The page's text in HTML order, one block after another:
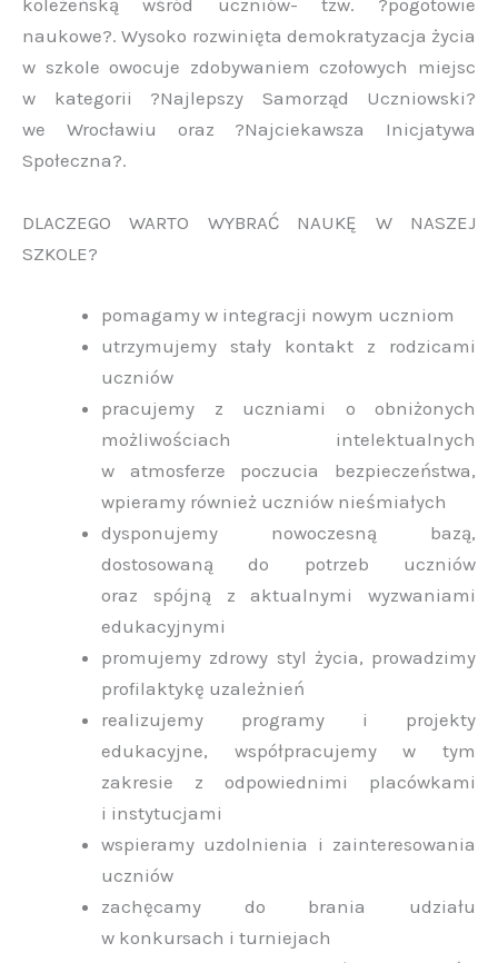
koleżeńską wśród uczniów- tzw. ?pogotowie
naukowe?. Wysoko rozwinięta demokratyzacja życia
w szkole owocuje zdobywaniem czołowych miejsc
w kategorii ?Najlepszy Samorząd Uczniowski?
we Wrocławiu oraz ?Najciekawsza Inicjatywa
Społeczna?.
DLACZEGO WARTO WYBRAĆ NAUKĘ W NASZEJ
SZKOLE?
pomagamy w integracji nowym uczniom
utrzymujemy stały kontakt z rodzicami
uczniów
pracujemy z uczniami o obniżonych
możliwościach intelektualnych
w atmosferze poczucia bezpieczeństwa,
wpieramy również uczniów nieśmiałych
dysponujemy nowoczesną bazą,
dostosowaną do potrzeb uczniów
oraz spójną z aktualnymi wyzwaniami
edukacyjnymi
promujemy zdrowy styl życia, prowadzimy
profilaktykę uzależnień
realizujemy programy i projekty
edukacyjne, współpracujemy w tym
zakresie z odpowiednimi placówkami
i instytucjami
wspieramy uzdolnienia i zainteresowania
uczniów
zachęcamy do brania udziału
w konkursach i turniejach